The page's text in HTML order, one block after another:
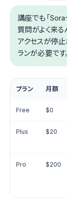
講座でも「Sora
質問がよく来
アクセスが停
ランが必要です
プラン 月額
Free $0
Plus $20
Pro $200